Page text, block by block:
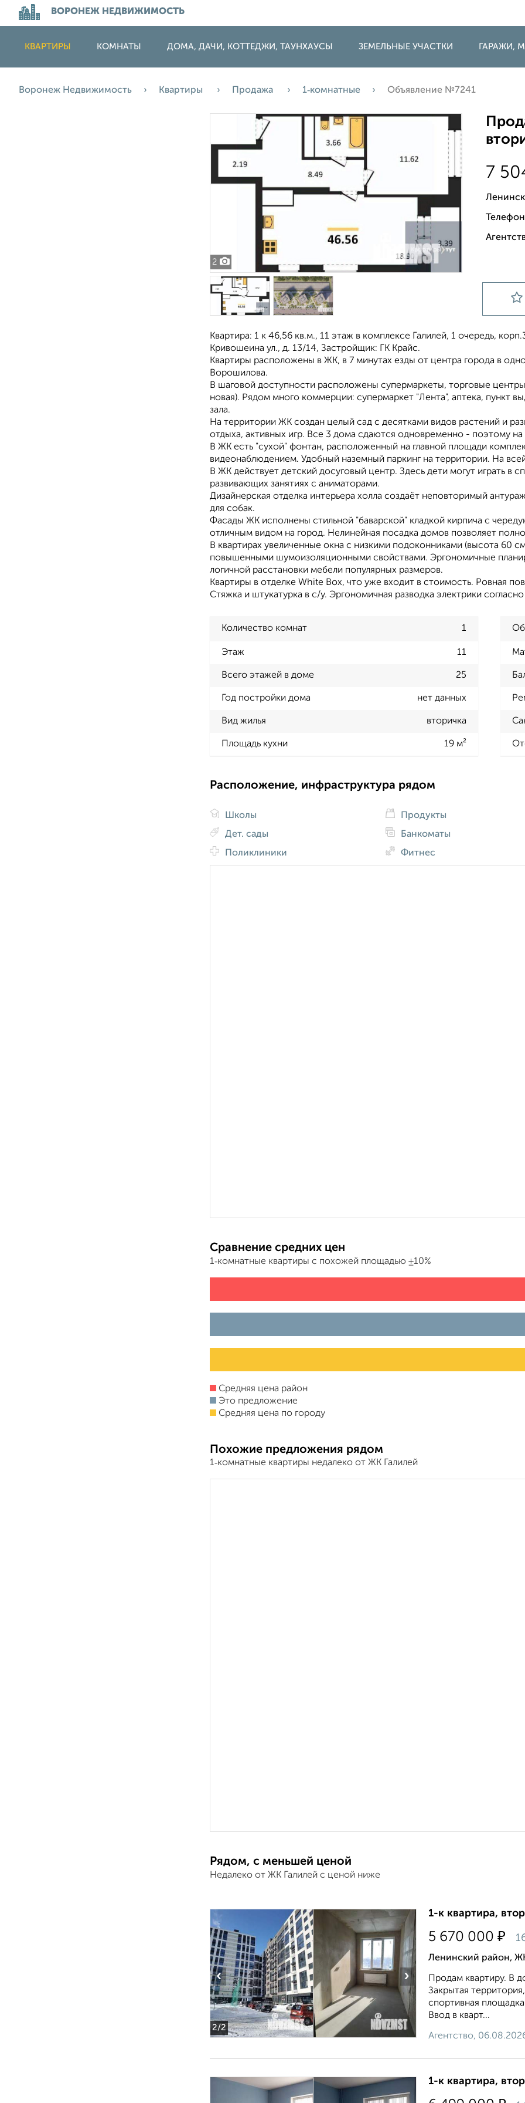
ВОРОНЕЖ НЕДВИЖИМОСТЬ
КВАРТИРЫ КОМНАТЫ ДОМА, ДАЧИ, КОТТЕДЖИ, ТАУНХАУСЫ ЗЕМЕЛЬНЫЕ УЧАСТКИ ГАРАЖИ,
Воронеж Недвижимость Квартиры Продажа 1‑комнатные Объявление №7241
2
7
Квартира: 1 к 46,56 кв.м., 11 этаж в комплексе Галилей, 1 очередь,
Кривошеина ул., д. 13/14, Застройщик: ГК Крайс.
Квартиры расположены в ЖК, в 7 минутах езды от центра города в
Ворошилова.
В шаговой доступности расположены супермаркеты, торговые
новая). Рядом много коммерции: супермаркет "Лента", аптека, пункт
зала.
На территории ЖК создан целый сад с десятками видов растений и
отдыха, активных игр. Все 3 дома сдаются одновременно - поэтому
В ЖК есть "сухой" фонтан, расположенный на главной площади
видеонаблюдением. Удобный наземный паркинг на территории. На
В ЖК действует детский досуговый центр. Здесь дети могут играть в
развивающих занятиях с аниматорами.
Дизайнерская отделка интерьера холла создаёт неповторимый
для собак.
Фасады ЖК исполнены стильной "баварской" кладкой кирпича с
отличным видом на город. Нелинейная посадка домов позволяет
В квартирах увеличенные окна с низкими подоконниками (высота 60
повышенными шумоизоляционными свойствами. Эргономичные
логичной расстановки мебели популярных размеров.
Квартиры в отделке White Box, что уже входит в стоимость. Ровная
Стяжка и штукатурка в с/у. Эргономичная разводка электрики
Количество комнат 1
Этаж 11
Всего этажей в доме 25
Год постройки дома нет данных
Вид жилья вторичка
Площадь кухни 19 м²
Расположение, инфраструктура рядом
Школы
Дет. сады
Поликлиники
Продукты
Банкоматы
Фитнес
Сравнение средних цен
1‑комнатные квартиры с похожей площадью ±10%
Средняя цена район
Это предложение
Средняя цена по городу
Похожие предложения рядом
1‑комнатные квартиры недалеко от ЖК Галилей
Рядом, с меньшей ценой
Недалеко от ЖК Галилей с ценой ниже
2/2
‹ ›
1-к квартира,
5 670 000 ₽
Ленинский район,
Продам квартиру. В
Закрытая
спортивная
Ввод в кварт...
Агентство,
1-к квартира,